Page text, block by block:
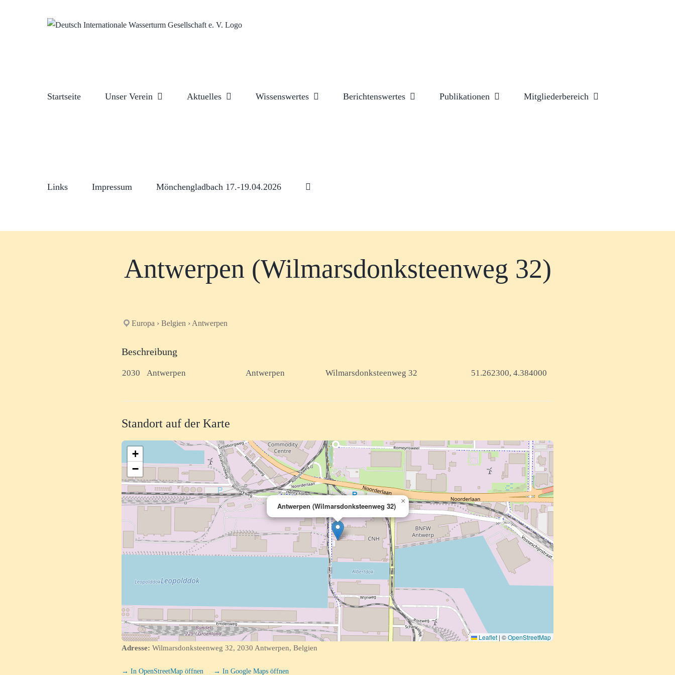
Startseite Unser Verein Aktuelles Wissenswertes Berichtenswertes Publikationen Mitgliederbereich
Links Impressum Mönchengladbach 17.-19.04.2026
Antwerpen (Wilmarsdonksteenweg 32)
Europa › Belgien › Antwerpen
Beschreibung
2030 Antwerpen Antwerpen Wilmarsdonksteenweg 32 51.262300, 4.384000
Standort auf der Karte
Antwerpen (Wilmarsdonksteenweg 32)
×
+
−
Leaflet | ©OpenStreetMap
Adresse: Wilmarsdonksteenweg 32, 2030 Antwerpen, Belgien
→ In OpenStreetMap öffnen → In Google Maps öffnen